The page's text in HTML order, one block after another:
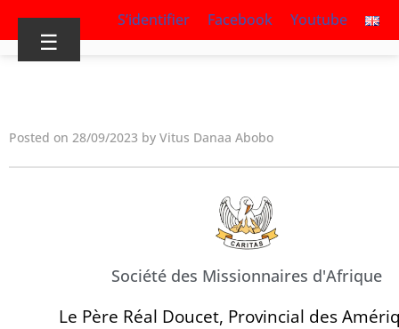
S’identifier Facebook Youtube
☰
Posted on 28/09/2023 by Vitus Danaa Abobo
Société des Missionnaires d'Afrique
Le Père Réal Doucet, Provincial des